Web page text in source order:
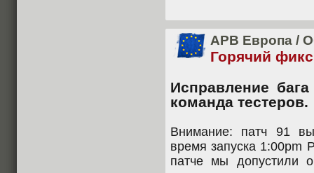
APB Европа /
Горячий фикс
Исправление
команда тестеров.
Внимание: патч 91
время запуска 1:00pm
патче мы допустили